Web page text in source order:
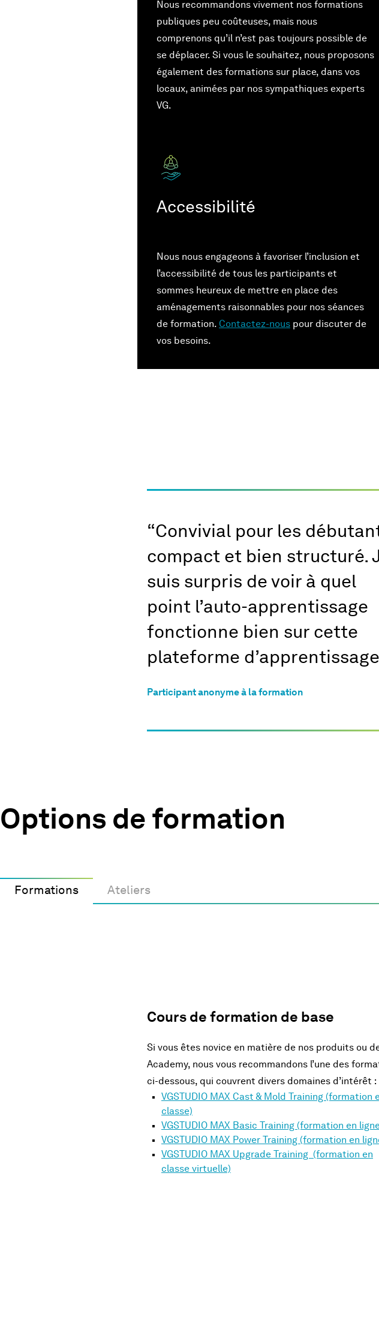
Nous recommandons vivement nos formations
publiques peu coûteuses, mais nous
comprenons qu’il n’est pas toujours possible de
se déplacer. Si vous le souhaitez, nous proposons
également des formations sur place, dans vos
locaux, animées par nos sympathiques experts
VG.
Accessibilité
Nous nous engageons à favoriser l’inclusion et
l’accessibilité de tous les participants et
sommes heureux de mettre en place des
aménagements raisonnables pour nos séances
de formation. Contactez-nous pour discuter de
vos besoins.
“ Convivial pour les
compact et bien structuré.
suis surpris de voir à quel
point l’auto-apprentissage
fonctionne bien sur cette
plateforme
Participant anonyme à la formation
Options de formation
Formations Ateliers
Cours de formation de base
Si vous êtes novice en matière de nos produits ou
Academy, nous vous recommandons l’une des
ci-dessous, qui couvrent divers domaines d’intérêt :
VGSTUDIO MAX Cast & Mold Training (formation
classe)
VGSTUDIO MAX Basic Training (formation en
VGSTUDIO MAX Power Training (formation en
VGSTUDIO MAX Upgrade Training (formation en
classe virtuelle)